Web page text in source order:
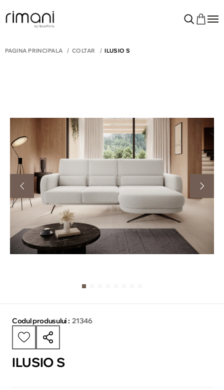
PAGINA PRINCIPALĂ COLTAR ILUSIO S
Codul produsului : 21346
ILUSIO S